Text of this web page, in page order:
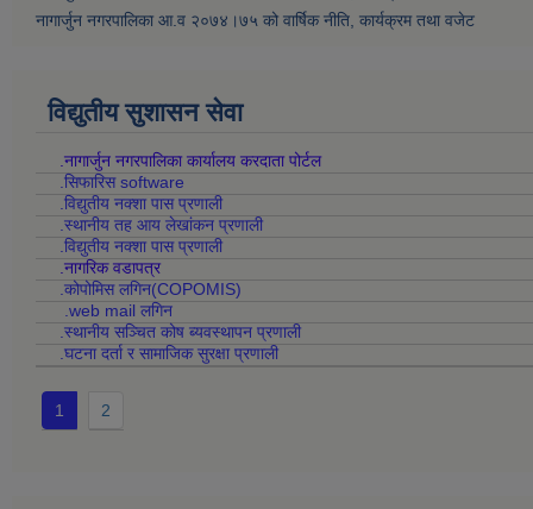
नागार्जुन नगरपालिका आ.व २०७४।७५ को वार्षिक नीति, कार्यक्रम तथा वजेट
विद्युतीय सुशासन सेवा
.नागार्जुन नगरपालिका कार्यालय करदाता पोर्टल
.सिफारिस software
.विद्युतीय नक्शा पास प्रणाली
.स्थानीय तह आय लेखांकन प्रणाली
.विद्युतीय नक्शा पास प्रणाली
.नागरिक वडापत्र
.कोपोमिस लगिन(COPOMIS)
.web mail लगिन
.स्थानीय सञ्चित कोष ब्यवस्थापन प्रणाली
.घटना दर्ता र सामाजिक सुरक्षा प्रणाली
1 2